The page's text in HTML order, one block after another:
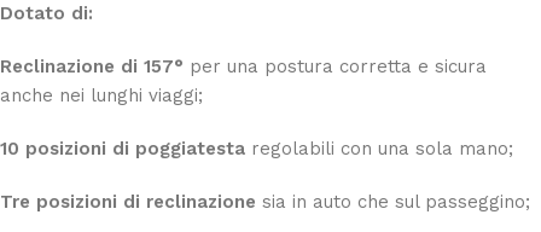
Dotato di:
Reclinazione di 157° per una postura corretta e sicura
anche nei lunghi viaggi;
10 posizioni di poggiatesta regolabili con una sola mano;
Tre posizioni di reclinazione sia in auto che sul passeggino;